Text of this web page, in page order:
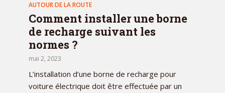
AUTOUR DE LA ROUTE
Comment installer une borne
de recharge suivant les
normes ?
mai 2, 2023
L’installation d’une borne de recharge pour
voiture électrique doit être effectuée par un